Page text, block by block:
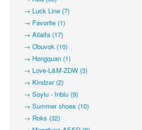
→ Luck Line (7)
→ Favorite (1)
→ Ailaifa (17)
→ Obuvok (10)
→ Hongquan (1)
→ Love-L&M-ZDW (3)
→ Kindzer (2)
→ Soylu - Inblu (9)
→ Summer shoes (10)
→ Roks (32)